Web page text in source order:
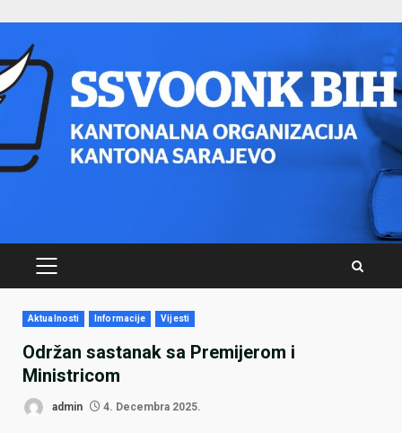
content
PRIMARY
Aktualnosti Informacije Vijesti
Održan sastanak sa Premijerom i
Ministricom
admin 4. Decembra 2025.